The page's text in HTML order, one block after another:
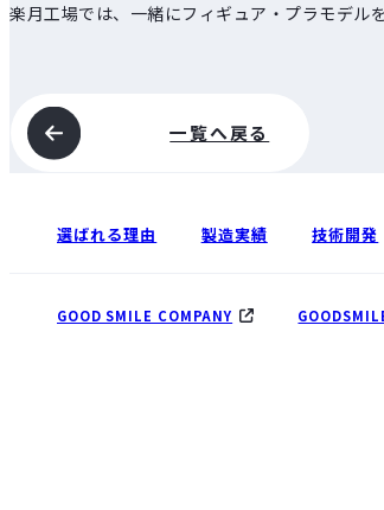
楽月工場では、一緒にフィギュア・プラモデル
一覧へ戻る
選ばれる理由 製造実績 技術開発
GOOD SMILE COMPANY